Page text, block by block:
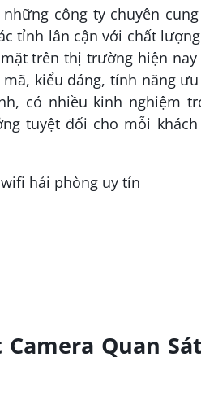
công ty chuyên
tỉnh lân cận với chất
trên thị trường hiện nay
kiểu dáng, tính năng
có nhiều kinh nghiệm
tuyệt đối cho mỗi
Quan